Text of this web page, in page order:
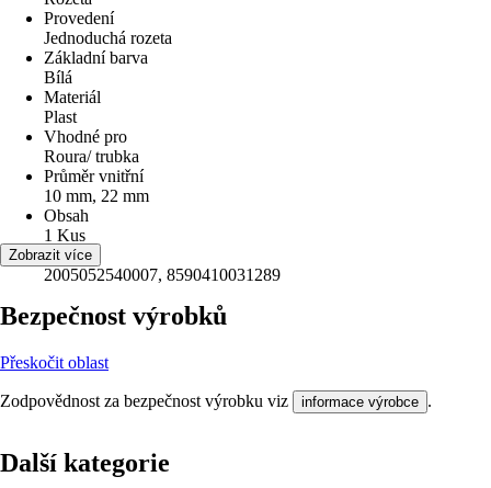
Provedení
Jednoduchá rozeta
Základní barva
Bílá
Materiál
Plast
Vhodné pro
Roura/ trubka
Průměr vnitřní
10 mm, 22 mm
Obsah
1 Kus
EAN
2005052540007, 8590410031289
Zobrazit více
Bezpečnost výrobků
Přeskočit oblast
Zodpovědnost za bezpečnost výrobku viz informace výrobce .
Další kategorie